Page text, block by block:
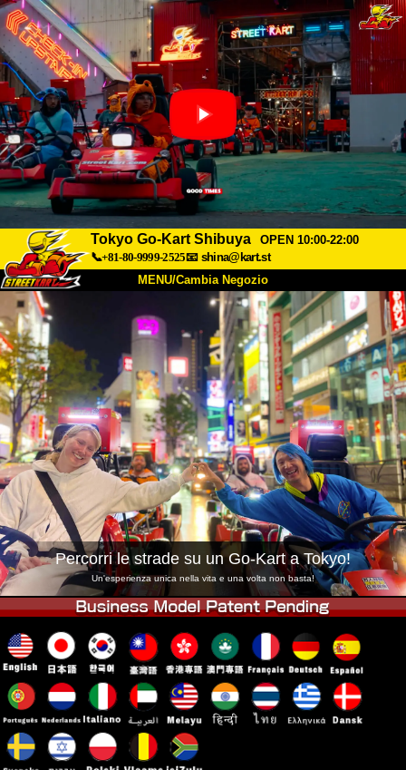
Tokyo Go-Kart Shibuya
OPEN 10:00-22:00
📞+81-80-9999-2525📧 shina@kart.st
MENU/Cambia Negozio
INIZIO
Chi Siamo Specifiche Prezzo
Accesso Recensioni FAQ
Azienda Prenotazioni
Cambia Negozio
Tokyo Shinagawa Tokyo Akihabara#1
Tokyo Akihabara#2 Tokyo Shibuya
Tokyo Shibuya Annex Tokyo Bay
Tokyo Asakusa Osaka
Okinawa
Percorri le strade su un Go-Kart a Tokyo!
Un'esperienza unica nella vita e una volta non basta!